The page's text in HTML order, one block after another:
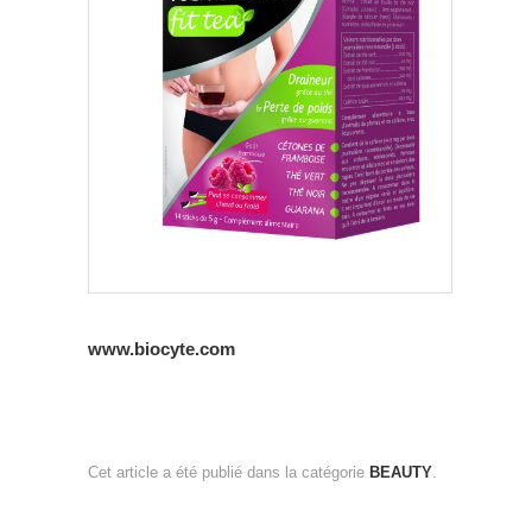
www.biocyte.com
Cet article a été publié dans la catégorie BEAUTY